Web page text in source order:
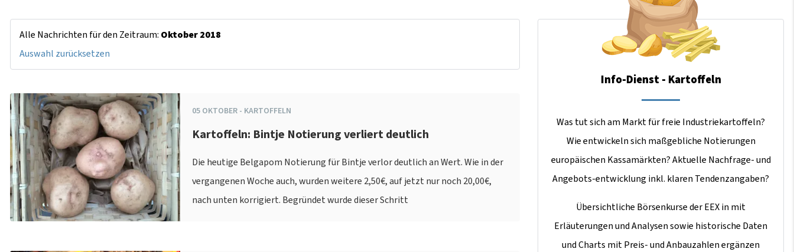
Alle Nachrichten für den Zeitraum: Oktober 2018
Auswahl zurücksetzen
05 OKTOBER- KARTOFFELN
Kartoffeln: Bintje Notierung verliert deutlich
Die heutige Belgapom Notierung für Bintje verlor deutlich an Wert. Wie in der
vergangenen Woche auch, wurden weitere 2,50€, auf jetzt nur noch 20,00€,
nach unten korrigiert. Begründet wurde dieser Schritt
Info-Dienst - Kartoffeln
Was tut sich am Markt für freie Industriekartoffeln?
Wie entwickeln sich maßgebliche Notierungen
europäischen Kassamärkten? Aktuelle Nachfrage- und
Angebots-entwicklung inkl. klaren Tendenzangaben?
Übersichtliche Börsenkurse der EEX in mit
Erläuterungen und Analysen sowie historische Daten
und Charts mit Preis- und Anbauzahlen ergänzen